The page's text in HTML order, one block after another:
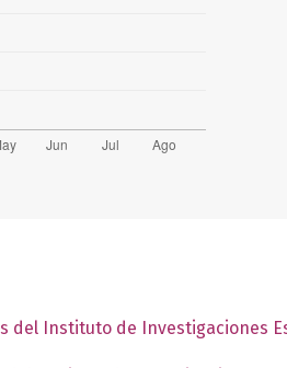
del Instituto de Investigaciones